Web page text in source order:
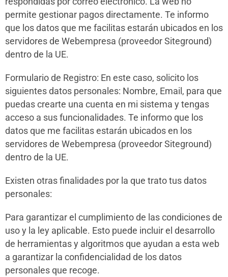
permite gestionar pagos directamente. Te informo
que los datos que me facilitas estarán ubicados en los
servidores de Webempresa (proveedor Siteground)
dentro de la UE.
Formulario de Registro: En este caso, solicito los
siguientes datos personales: Nombre, Email, para que
puedas crearte una cuenta en mi sistema y tengas
acceso a sus funcionalidades. Te informo que los
datos que me facilitas estarán ubicados en los
servidores de Webempresa (proveedor Siteground)
dentro de la UE.
Existen otras finalidades por la que trato tus datos
personales:
Para garantizar el cumplimiento de las condiciones de
uso y la ley aplicable. Esto puede incluir el desarrollo
de herramientas y algoritmos que ayudan a esta web
a garantizar la confidencialidad de los datos
personales que recoge.